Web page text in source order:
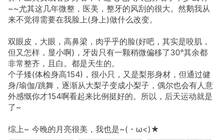
~~尤其这几年微整，医美，整牙的风刮的很大。然鹅我从
来不觉得需要在我脸上(身上)做什么改变。
双眼皮，大眼，高鼻梁，肉乎乎的脸(好吧，其实是咬肌，
但又怎样，显小啊)，牙齿只有一颗稍微偏移了30°其余都
非常整齐，且白。都是天生的。
个子矮(体检身高154)，很小只，又是梨形身材，但通过健
身/瑜伽/跳舞，逐渐从大梨子变成小梨子，偶尔也会有人意
外感慨你才154啊看起来比例挺好的。所以，后天运动就是
了~
综上~ 今晚的月亮很美，我也是~(・ω<)★